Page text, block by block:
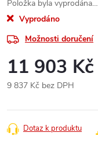
Položka byla vyprodána…
Vyprodáno
Možnosti doručení
11 903 Kč
9 837 Kč bez DPH
cena:
Dotaz k produktu